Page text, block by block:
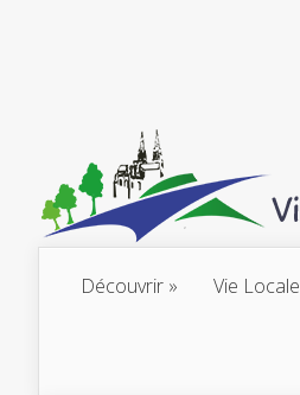
Découvrir Vie Locale